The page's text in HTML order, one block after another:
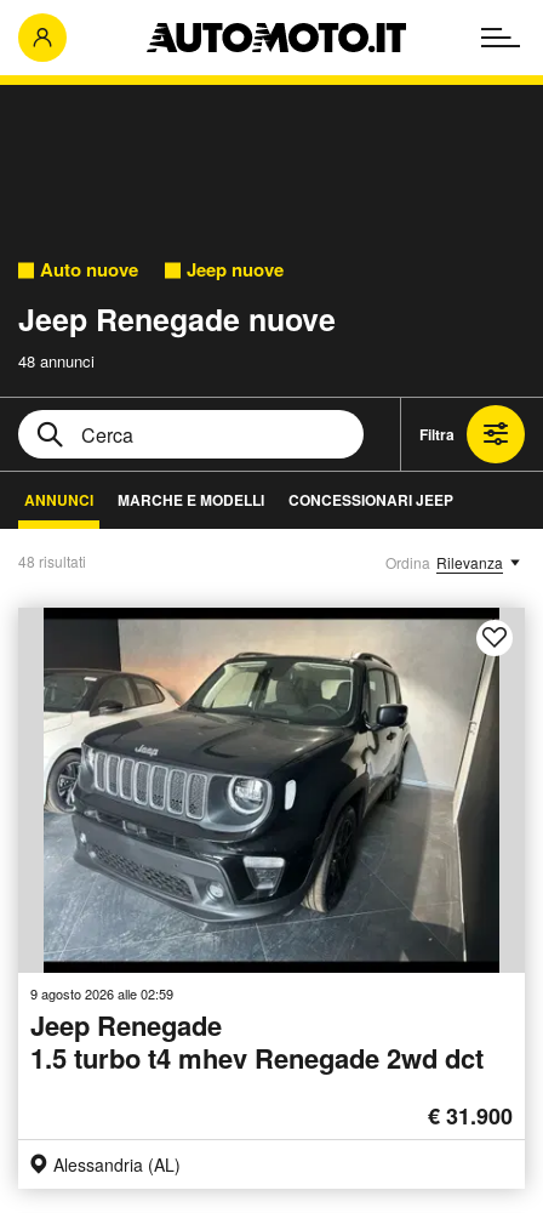
Auto nuove Jeep nuove
Jeep Renegade nuove
48 annunci
Filtra
ANNUNCI MARCHE E MODELLI CONCESSIONARI JEEP
48 risultati Ordina Rilevanza
9 agosto 2026 alle 02:59
Jeep Renegade
1.5 turbo t4 mhev Renegade 2wd dct
€ 31.900
Alessandria (AL)